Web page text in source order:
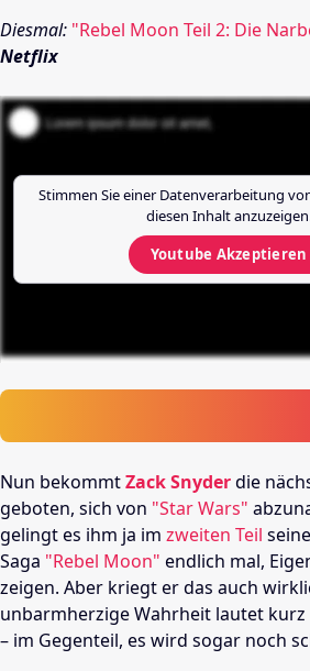
Diesmal: "Rebel Moon Teil 2: Die
Netflix
Stimmen Sie einer Datenverarbeitung
diesen Inhalt
Youtube Akzeptieren
Nun bekommtZack Snyderdie
geboten, sich von "Star Wars"
gelingt es ihm ja im zweiten Teil
Saga "Rebel Moon" endlich mal,
zeigen. Aber kriegt er das auch
unbarmherzige Wahrheit lautet
– im Gegenteil, es wird sogar noch